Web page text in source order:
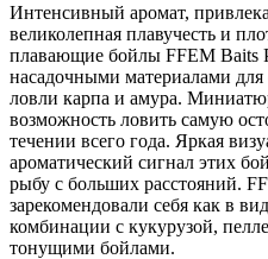
Интенсивный аромат,
великолепная плавучесть и
плавающие бойлы FFEM Baits
насадочными материалами
ловли карпа и амура.
возможность ловить самую
течении всего года. Яркая
ароматический сигнал этих
рыбу с больших расстояний.
зарекомендовали себя как в
комбинации с кукурузой,
тонущими бойлами.